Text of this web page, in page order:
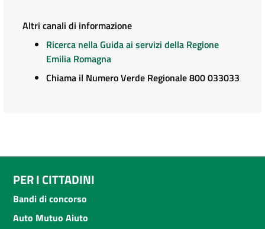
Altri canali di informazione
Ricerca nella Guida ai servizi della Regione
Emilia Romagna
Chiama il Numero Verde Regionale 800 033033
PER I CITTADINI
Bandi di concorso
Auto Mutuo Aiuto